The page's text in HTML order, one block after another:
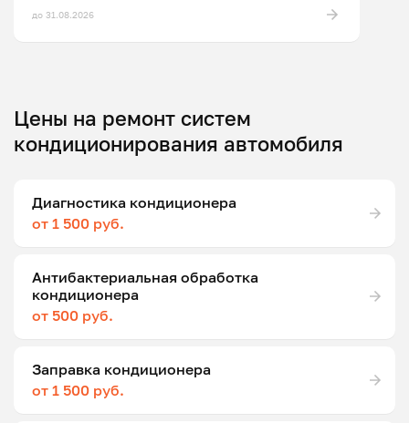
до 31.08.2026
Цены на ремонт систем
кондиционирования автомобиля
Диагностика кондиционера
от 1 500 руб.
Антибактериальная обработка
кондиционера
от 500 руб.
Заправка кондиционера
от 1 500 руб.